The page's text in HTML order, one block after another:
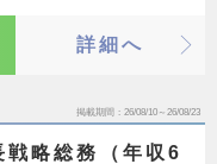
詳細へ
掲載期間 26/08/10～26/08/23
略総務（年収6